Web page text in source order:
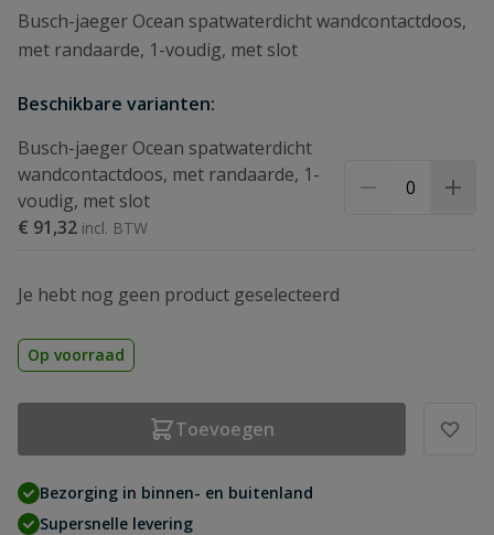
Busch-jaeger Ocean spatwaterdicht wandcontactdoos,
met randaarde, 1-voudig, met slot
Beschikbare varianten:
Busch-jaeger Ocean spatwaterdicht
wandcontactdoos, met randaarde, 1-
voudig, met slot
€ 91,32
Je hebt nog geen product geselecteerd
Op voorraad
Toevoegen
Bezorging in binnen- en buitenland
Supersnelle levering